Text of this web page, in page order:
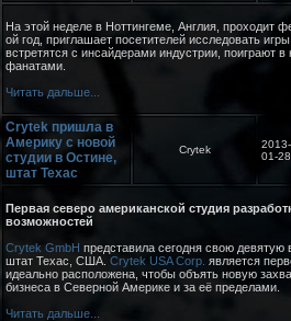
На этой неделе в Ноттингеме, Англия, проходит
ой год, приглашает посетителей исследовать
встретятся с инсайдерами индустрии, поиграют
фанатами.
Читать дальше...
Crytek пришла в
Америку с новой
студии в Остине,
штат Техас
Crytek
2013-
01-28
Первая северо американской студия
возможностей
Crytek GmbH представила сегодня свою
штат Техас, США. Crytek USA Corp. является
идеально расположена, чтобы объять новую
бизнеса в Северной Америке и за её пределами.
Читать дальше...